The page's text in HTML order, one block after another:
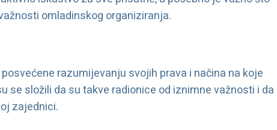
omladinskog organiziranja.
razumijevanju svojih prava i načina na koje
se složili da su takve radionice od iznimne važnosti i da
zajednici.